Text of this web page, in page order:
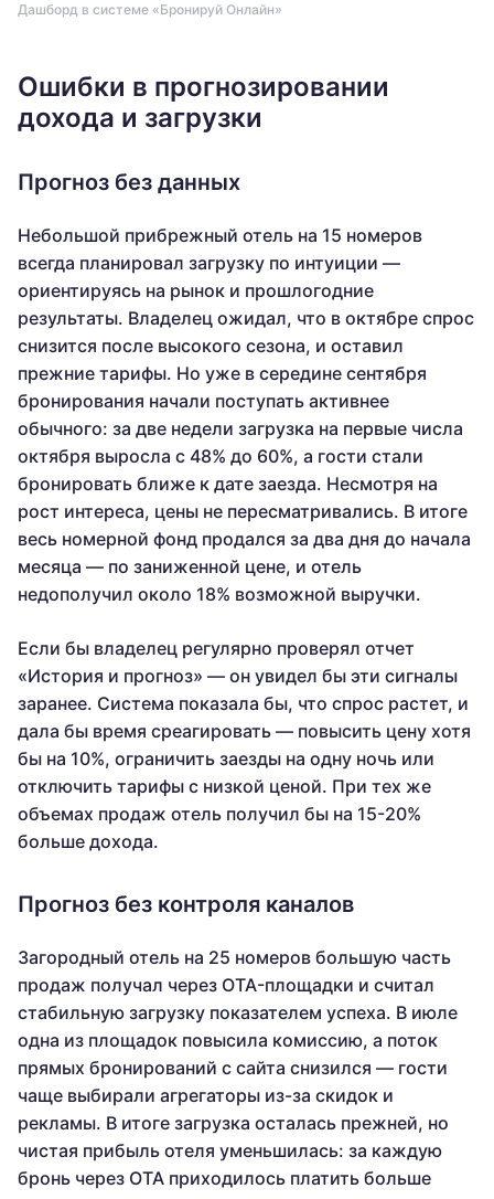
Дашборд в системе «Бронируй Онлайн»
Ошибки в прогнозировании
дохода и загрузки
Прогноз без данных
Небольшой прибрежный отель на 15 номеров
всегда планировал загрузку по интуиции —
ориентируясь на рынок и прошлогодние
результаты. Владелец ожидал, что в октябре спрос
снизится после высокого сезона, и оставил
прежние тарифы. Но уже в середине сентября
бронирования начали поступать активнее
обычного: за две недели загрузка на первые числа
октября выросла с 48% до 60%, а гости стали
бронировать ближе к дате заезда. Несмотря на
рост интереса, цены не пересматривались. В итоге
весь номерной фонд продался за два дня до начала
месяца — по заниженной цене, и отель
недополучил около 18% возможной выручки.
Если бы владелец регулярно проверял отчет
«История и прогноз» — он увидел бы эти сигналы
заранее. Система показала бы, что спрос растет, и
дала бы время среагировать — повысить цену хотя
бы на 10%, ограничить заезды на одну ночь или
отключить тарифы с низкой ценой. При тех же
объемах продаж отель получил бы на 15-20%
больше дохода.
Прогноз без контроля каналов
Загородный отель на 25 номеров большую часть
продаж получал через OTA-площадки и считал
стабильную загрузку показателем успеха. В июле
одна из площадок повысила комиссию, а поток
прямых бронирований с сайта снизился — гости
чаще выбирали агрегаторы из-за скидок и
рекламы. В итоге загрузка осталась прежней, но
чистая прибыль отеля уменьшилась: за каждую
бронь через OTA приходилось платить больше